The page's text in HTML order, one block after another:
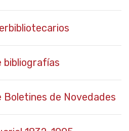
bibliografías
Boletines de Novedades